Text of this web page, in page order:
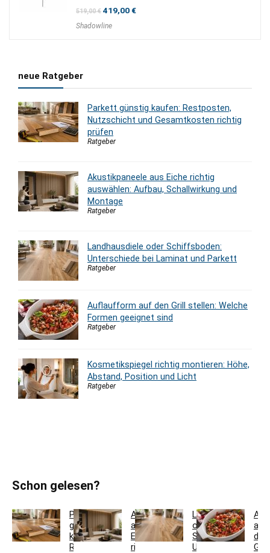
519,00€ Ursprünglicher
war:
419,00€Aktueller
Shadowline
neue Ratgeber
Parkett günstig kaufen: Restposten,
Nutzschicht und Gesamtkosten richtig
prüfen
Ratgeber
Akustikpaneele aus Eiche richtig
auswählen: Aufbau, Schallwirkung und
Montage
Ratgeber
Landhausdiele oder Schiffsboden:
Unterschiede bei Laminat und Parkett
Ratgeber
Auflaufform auf den Grill stellen: Welche
Formen geeignet sind
Ratgeber
Kosmetikspiegel richtig montieren: Höhe,
Abstand, Position und Licht
Ratgeber
Schon gelesen?
Parkett
günstig
kaufen:
Restposten,
Akustikpaneele
aus
Eiche
richtig
Landhausdiele
oder
Schiffsboden:
Unterschiede
auf
den
Grill